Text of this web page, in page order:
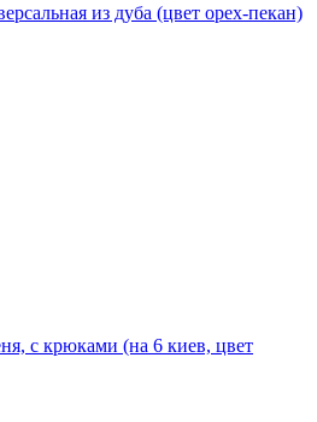
из дуба (цвет орех-пекан)
с крюками (на 6 киев, цвет